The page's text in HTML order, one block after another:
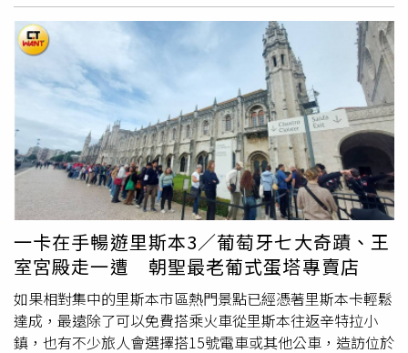
行吧》於今年邁入30載，累積近300場演出、感動超過270
萬人次；亦扶植與深耕本土藝術發展，以行動支持並培育台
灣新生代藝術人才──《國泰全國兒童繪畫比賽》更於今年
邁入50週年里程碑，持續為不同世代的藝術創作者提供揮灑
舞台。2025年，國泰金控以「BETTERTOGETHER」為品牌
號召，偕藝文界讓「藝術走入生活」，為臺灣民眾帶來更多
元、豐富的藝術饗宴。「從印象派到現代主義－美國大都會
博物館名作展」主視覺（圖／時藝多媒體提供）。「從印象
派到現代主義－美國大都會博物館名作展」票價資訊（圖／
時藝多媒體提供）。
款，優雅奪目的奢華設計向卓越工藝致敬。（圖／品牌提
供）亮點3：精緻珠寶系列，經典元素交織日常品味特別展
出精緻珠寶系列，以義大利最聞名遐邇的金工與頂級寶石，
透過Gucci品牌經典設計元素、交織出生活中最能展現精緻
品味與生活的珠寶作品。（圖／品牌提供）以FLORA「花
卉」、品牌經典元素HORSEBIT「馬銜鍊」及去年首次亮相
於高級珠寶中的全新符碼EVERLASTING G「永恆G」三大設
計主題，展現義大利精湛金工工藝與源自文藝復興時期華美
精彩創作。（圖／品牌提供）亮點4：探索Gucci根源，
Valigeria旅行世界系列Valigeria旅行世界系列起源自Gucci創
辦人對旅行和探索世界的靈感，詮釋一個多世紀以來對旅行
的願景。現場展示多款旅行所需的物件，各種不同尺寸的
GG Supreme旅行袋、香檳箱、化妝箱、硬箱和拉桿行李
箱，搭配標誌性的GG緹花及象徵馬術文化的Web綠紅綠織
帶，讓人眼睛一亮。（圖／品牌提供）除了現有的經典硬箱
單品，也推出更頂級尊榮的訂製服務，從收藏珍貴腕表及珠
「地震舞」，現場粉絲全瘋了！Dior 這季的大秀以「擺脫性
別框架」為主題，透過白襯衫、
文藝復興領飾與極簡黑白風
格，探索時尚的新可能。而 Jisoo 當天選擇的造型，完美符
合 Dior 這次的時尚精神——她以俐落的白襯衫搭配黑色羊毛
絲質蕾絲長裙，帥氣又不失優雅，完全就是「Dior 小公主」
本人！（圖／品牌提供）當天除了與 Natalie Portman、
SEVENTEEN 金珉奎 等國際明星同場觀秀外，Jisoo竟然 在
秀場偷偷跳了「地震舞」，瞬間讓現場BLINK激動到不行！
粉絲狂喊：「這才是寵粉天花板吧？時裝週都能偷偷送彩
蛋！」這個超萌的舉動，立刻衝上社群熱搜，證明了她的時
尚魅力與超強人氣！ 「黑天鵝 Jisoo」降臨羅浮宮晚宴，
Cartier 珠寶加持，氣場爆棚！從 Dior 大秀換裝後，
Jisoo 直奔巴黎羅浮宮，參加 Le Grand Dîner du Louvre 慈
善晚宴，這場活動匯聚了全球時尚與藝術界的頂尖名人，氣
場非凡。而當她一現身，全場都安靜了幾秒，因為這次的
她，真的太美了！ 在 Instagram 查看這則貼文 從
一卡在手暢遊里斯本3／葡萄牙七大奇蹟、王
室宮殿走一遭 朝聖最老葡式蛋塔專賣店
如果相對集中的里斯本市區熱門景點已經憑著里斯本卡輕鬆
達成，最遠除了可以免費搭乘火車從里斯本往返辛特拉小
鎮，也有不少旅人會選擇搭15號電車或其他公車，造訪位於